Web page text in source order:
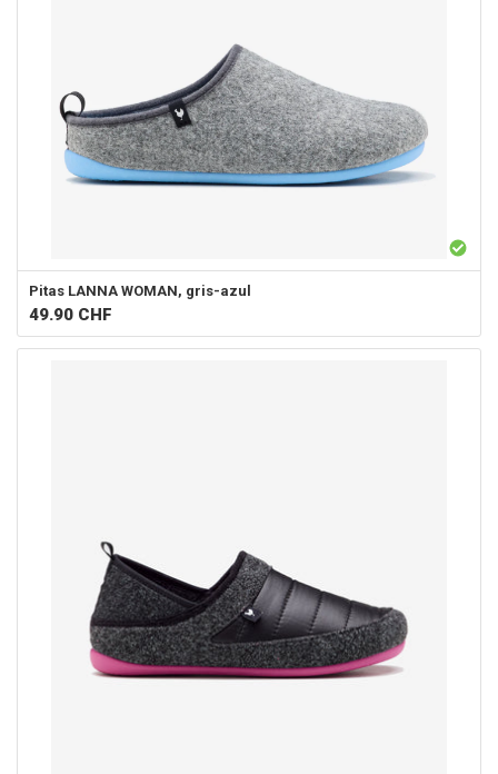
Pitas LANNA WOMAN, gris-azul
49.90 CHF